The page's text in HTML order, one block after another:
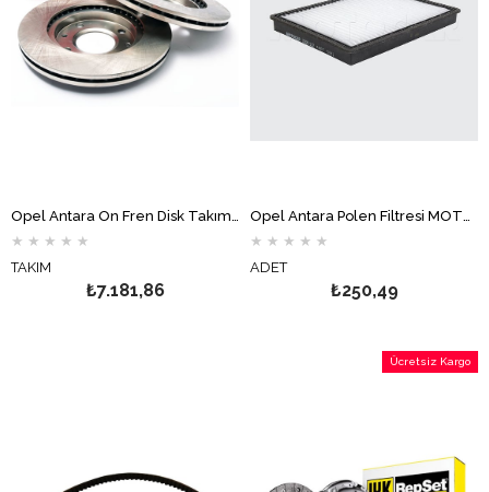
Opel Antara Ön Fren Disk Takımı FERODO
★ ★ ★ ★ ★
TAKIM
₺7.181,86
Opel Antara Polen Filtresi MOTOCAR
★ ★ ★ ★ ★
ADET
₺250,49
Ücretsiz Kargo